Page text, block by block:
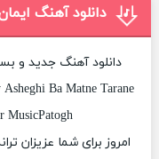
دانلود آهنگ
دانلود آهنگ جدید و
Ba Matne Tarane
MusicPatogh
امروز برای شما عزیزان